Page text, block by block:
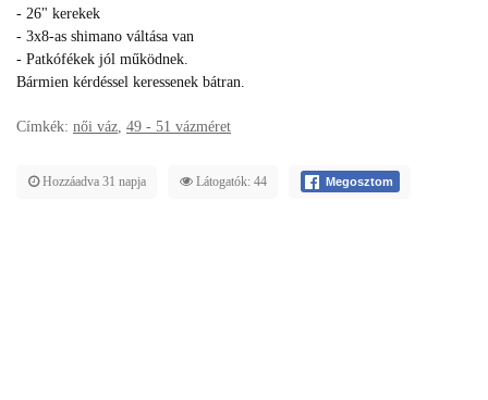
- 26" kerekek
- 3x8-as shimano váltása van
- Patkófékek jól működnek.
Bármien kérdéssel keressenek bátran.
Címkék: női váz 49 - 51 vázméret
Hozzáadva 31 napja Látogatók: 44 Megosztom